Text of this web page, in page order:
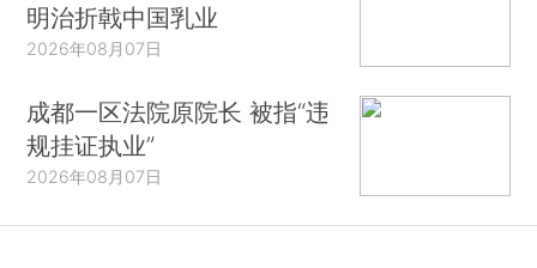
明治折戟中国乳业
2026年08月07日
成都一区法院原院长 被指“违
规挂证执业”
2026年08月07日